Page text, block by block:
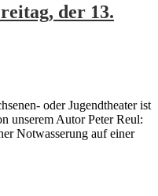
der 13.
oder Jugendtheater ist
unserem Autor Peter Reul:
Notwasserung auf einer